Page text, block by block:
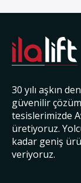
30 yılı aşkın
güvenilir
tesislerimizde
üretiyoruz.
kadar geniş
veriyoruz.